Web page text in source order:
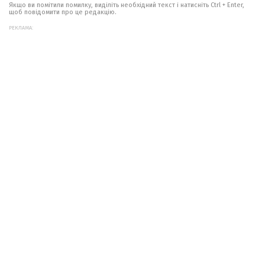
Якщо ви помітили помилку, виділіть необхідний текст і натисніть Ctrl + Enter,
щоб повідомити про це редакцію.
РЕКЛАМА: